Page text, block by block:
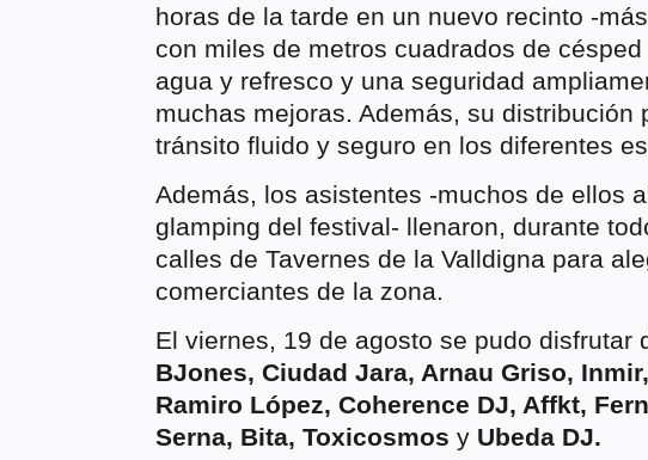
horas de la tarde en un nuevo recinto -
con miles de metros cuadrados de
agua y refresco y una seguridad
muchas mejoras. Además, su distribución
tránsito fluido y seguro en los diferentes
Además, los asistentes -muchos de ellos
glamping del festival- llenaron, durante
calles de Tavernes de la Valldigna para
comerciantes de la zona.
El viernes, 19 de agosto se pudo disfrutar
BJones, Ciudad Jara, Arnau Griso, Inmir,
Ramiro López, Coherence DJ, Affkt,
Serna, Bita, Toxicosmos y Ubeda DJ.